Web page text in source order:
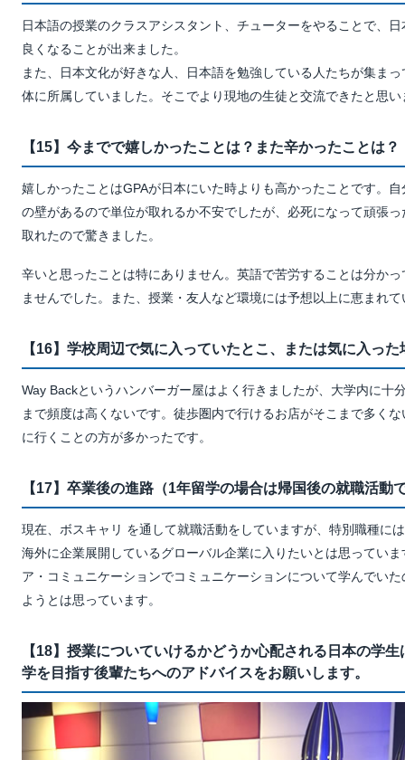
日本語の授業のクラスアシスタント、チューターをやることで、
良くなることが出来ました。
また、日本文化が好きな人、日本語を勉強している人たちが集ま
体に所属していました。そこでより現地の生徒と交流できたと思い
【15】今までで嬉しかったことは？また辛かったことは？
嬉しかったことはGPAが日本にいた時よりも高かったことです。
の壁があるので単位が取れるか不安でしたが、必死になって頑張
取れたので驚きました。
辛いと思ったことは特にありません。英語で苦労することは分か
ませんでした。また、授業・友人など環境には予想以上に恵まれ
【16】学校周辺で気に入っていたとこ、または気に入っ
Way Backというハンバーガー屋はよく行きましたが、大学内に十
まで頻度は高くないです。徒歩圏内で行けるお店がそこまで多く
に行くことの方が多かったです。
【17】卒業後の進路（1年留学の場合は帰国後の就職活動
現在、ボスキャリ を通して就職活動をしていますが、特別職種に
海外に企業展開しているグローバル企業に入りたいとは思ってい
ア・コミュニケーションでコミュニケーションについて学んでい
ようとは思っています。
【18】授業についていけるかどうか心配される日本の学
学を目指す後輩たちへのアドバイスをお願いします。